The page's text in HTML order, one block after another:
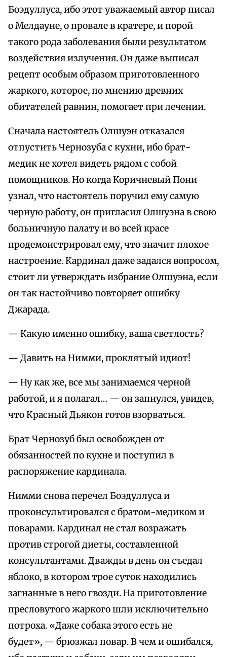
Боэдуллуса, ибо этот уважаемый автор писал
о Мелдауне, о провале в кратере, и порой
такого рода заболевания были результатом
воздействия излучения. Он даже выписал
рецепт особым образом приготовленного
жаркого, которое, по мнению древних
обитателей равнин, помогает при лечении.
Сначала настоятель Олшуэн отказался
отпустить Чернозуба с кухни, ибо брат-
медик не хотел видеть рядом с собой
помощников. Но когда Коричневый Пони
узнал, что настоятель поручил ему самую
черную работу, он пригласил Олшуэна в свою
больничную палату и во всей красе
продемонстрировал ему, что значит плохое
настроение. Кардинал даже задался вопросом,
стоит ли утверждать избрание Олшуэна, если
он так настойчиво повторяет ошибку
Джарада.
— Какую именно ошибку, ваша светлость?
— Давить на Нимми, проклятый идиот!
— Ну как же, все мы занимаемся черной
работой, и я полагал… — он запнулся, увидев,
что Красный Дьякон готов взорваться.
Брат Чернозуб был освобожден от
обязанностей по кухне и поступил в
распоряжение кардинала.
Нимми снова перечел Боэдуллуса и
проконсультировался с братом-медиком и
поварами. Кардинал не стал возражать
против строгой диеты, составленной
консультантами. Дважды в день он съедал
яблоко, в котором трое суток находились
загнанные в него гвозди. На приготовление
пресловутого жаркого шли исключительно
потроха. «Даже собака этого есть не
будет», — брюзжал повар. В чем и ошибался,